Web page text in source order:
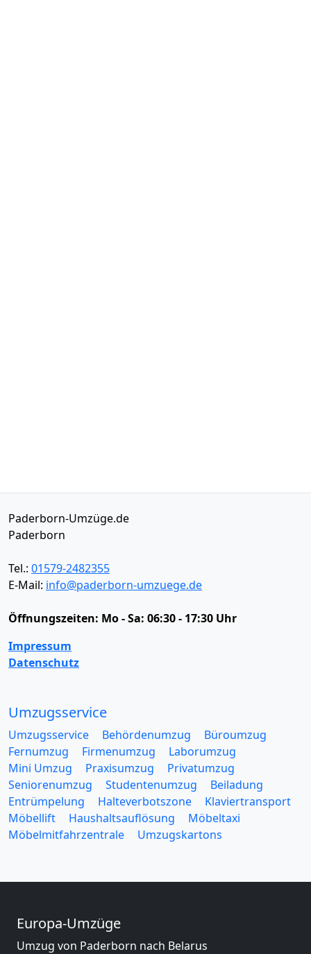
Paderborn-Umzüge.de
Paderborn
Tel.: 01579-2482355
E-Mail: info@paderborn-umzuege.de
Öffnungszeiten: Mo - Sa: 06:30 - 17:30 Uhr
Impressum
Datenschutz
Umzugsservice
Umzugsservice Behördenumzug
Büroumzug
Fernumzug
Firmenumzug
Laborumzug
Mini Umzug
Praxisumzug
Privatumzug
Seniorenumzug
Studentenumzug
Beiladung
Entrümpelung
Halteverbotszone
Klaviertransport
Möbellift
Haushaltsauflösung
Möbeltaxi
Möbelmitfahrzentrale
Umzugskartons
Europa-Umzüge
Umzug von Paderborn nach Belarus